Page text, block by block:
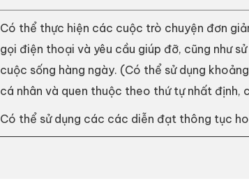
Có thể thực hiện các cuộc trò chuyện đơn
gọi điện thoại và yêu cầu giúp đỡ, cũng như
cuộc sống hàng ngày. (Có thể sử dụng
cá nhân và quen thuộc theo thứ tự nhất định,
Có thể sử dụng các các diễn đạt thông tục